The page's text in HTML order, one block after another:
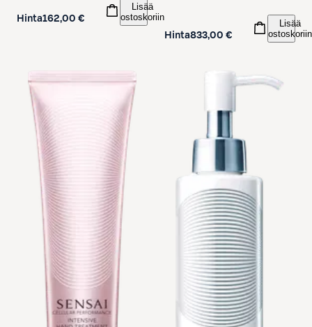
Hinta162,00 €
Lisää
ostoskoriin
Hinta833,00 €
Lisää
ostoskoriin